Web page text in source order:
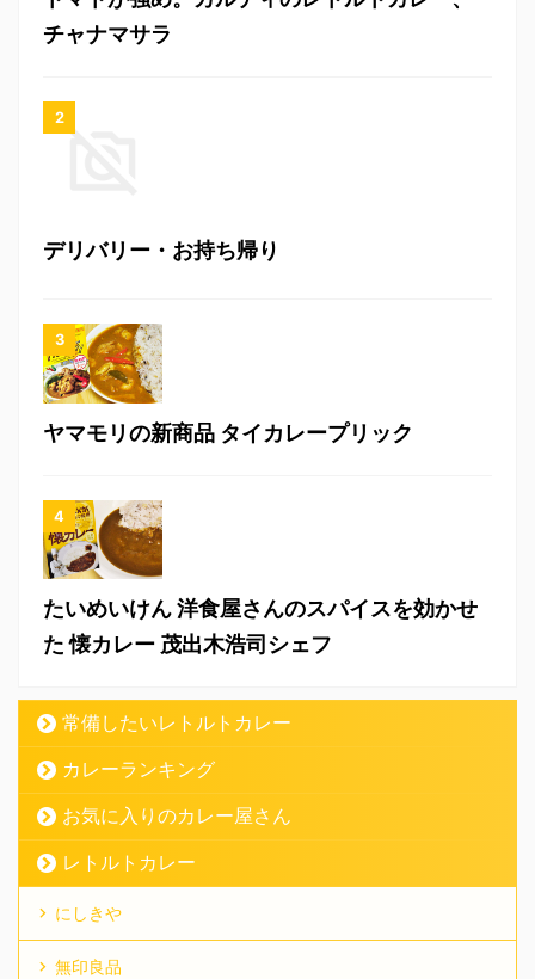
チャナマサラ
デリバリー・お持ち帰り
ヤマモリの新商品 タイカレープリック
たいめいけん 洋食屋さんのスパイスを効かせ
た 懐カレー 茂出木浩司シェフ
常備したいレトルトカレー
カレーランキング
お気に入りのカレー屋さん
レトルトカレー
にしきや
無印良品